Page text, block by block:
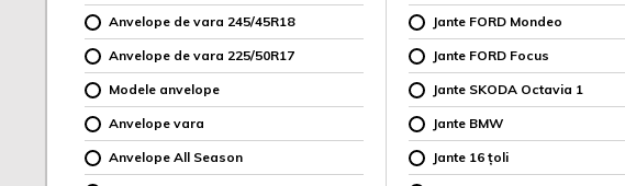
Anvelope de vara 245/45R18
Anvelope de vara 225/50R17
Modele anvelope
Anvelope vara
Anvelope All Season
Jante FORD Mondeo
Jante FORD Focus
Jante SKODA Octavia 1
Jante BMW
Jante 16 țoli